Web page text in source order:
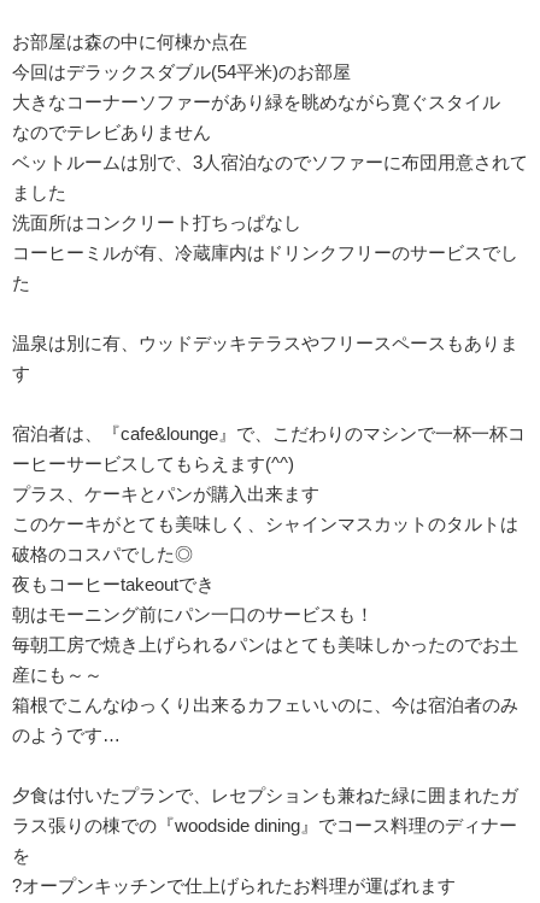
お部屋は森の中に何棟か点在
今回はデラックスダブル(54平米)のお部屋
大きなコーナーソファーがあり緑を眺めながら寛ぐスタイル
なのでテレビありません
ベットルームは別で、3人宿泊なのでソファーに布団用意されて
ました
洗面所はコンクリート打ちっぱなし
コーヒーミルが有、冷蔵庫内はドリンクフリーのサービスでし
た
温泉は別に有、ウッドデッキテラスやフリースペースもありま
す
宿泊者は、『cafe&lounge』で、こだわりのマシンで一杯一杯コ
ーヒーサービスしてもらえます(^^)
プラス、ケーキとパンが購入出来ます
このケーキがとても美味しく、シャインマスカットのタルトは
破格のコスパでした◎
夜もコーヒーtakeoutでき
朝はモーニング前にパン一口のサービスも！
毎朝工房で焼き上げられるパンはとても美味しかったのでお土
産にも～～
箱根でこんなゆっくり出来るカフェいいのに、今は宿泊者のみ
のようです…
夕食は付いたプランで、レセプションも兼ねた緑に囲まれたガ
ラス張りの棟での『woodside dining』でコース料理のディナー
を
?オープンキッチンで仕上げられたお料理が運ばれます